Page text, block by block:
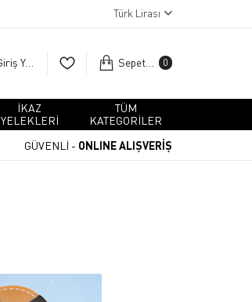
Türk Lirası
Giriş Yap Sepetim 0
İKAZ
YELEKLERİ
TÜM
KATEGORİLER
GÜVENLİ - ONLINE ALIŞVERİŞ